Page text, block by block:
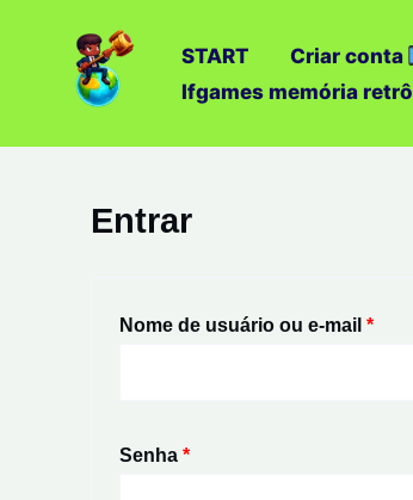
START Criar conta
Ifgames memória retrô
Entrar
Nome de usuário ou e-mail *
Senha *